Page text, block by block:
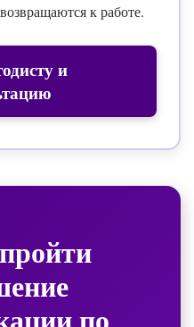
к работе.
и